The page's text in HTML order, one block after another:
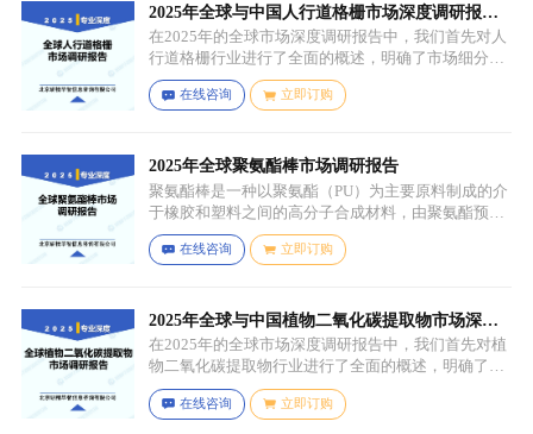
可改善涂料的性能，如提高附着力、耐候性、耐腐蚀
性等。
2025年全球与中国人行道格栅市场深度调研报
告：行业趋势与投资前景分析
在2025年的全球市场深度调研报告中，我们首先对人
行道格栅行业进行了全面的概述，明确了市场细分与
应用场景。通过对细分产品的定义与特点进行深入分
析，我们揭示了关键应用场景及其客群洞察。
在线咨询 立即订购
2025年全球聚氨酯棒市场调研报告
聚氨酯棒是一种以聚氨酯（PU）为主要原料制成的介
于橡胶和塑料之间的高分子合成材料，由聚氨酯预聚
体、扩链剂、低分子量多元醇、助剂等组成，其中，
预聚体是基础原料，决定了聚氨酯棒的基本性能，扩
如增塑剂、填充剂、着色剂、抗氧剂、光稳定剂、阻
燃剂等，可改善材料的加工性能、物理性能和化学性
能等。
在线咨询 立即订购
2025年全球与中国植物二氧化碳提取物市场深度
调研报告：行业趋势与投资前景分析
在2025年的全球市场深度调研报告中，我们首先对植
物二氧化碳提取物行业进行了全面的概述，明确了市
场细分与应用场景。通过对细分产品的定义与特点进
行深入分析，我们揭示了关键应用场景及其客群洞
在线咨询 立即订购